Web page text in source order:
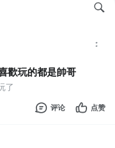
歡玩的都是帥哥
了
评论 点赞